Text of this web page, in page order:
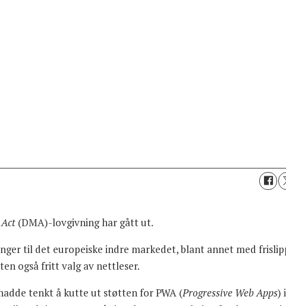
(DMA)-lovgivning har gått ut.
til det europeiske indre markedet, blant annet med
også fritt valg av nettleser.
tenkt å kutte ut støtten for PWA (Progressive Web Apps)